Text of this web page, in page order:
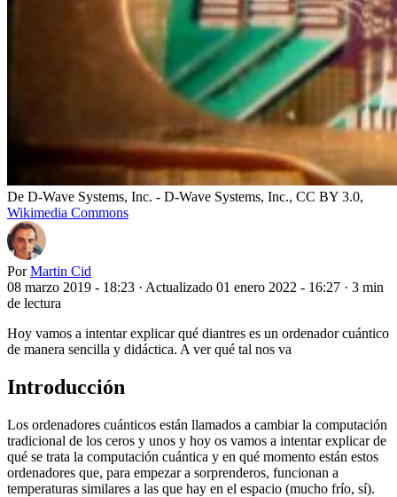
De D-Wave Systems, Inc. - D-Wave Systems, Inc., CC BY 3.0,
Wikimedia Commons
Por Martin Cid
08 marzo 2019 - 18:23 · Actualizado 01 enero 2022 - 16:27 · 3 min
de lectura
Hoy vamos a intentar explicar qué diantres es un ordenador cuántico
de manera sencilla y didáctica. A ver qué tal nos va
Introducción
Los ordenadores cuánticos están llamados a cambiar la computación
tradicional de los ceros y unos y hoy os vamos a intentar explicar de
qué se trata la computación cuántica y en qué momento están estos
ordenadores que, para empezar a sorprenderos, funcionan a
temperaturas similares a las que hay en el espacio (mucho frío, sí).